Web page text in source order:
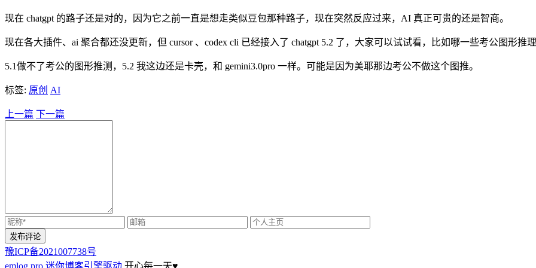
现在 chatgpt 的路子还是对的，因为它之前一直是想走类似豆包那种路子，现在突然反应过来，AI 真正可贵的还是智商。
现在各大插件、ai 聚合都还没更新，但 cursor 、codex cli 已经接入了 chatgpt 5.2 了，大家可以试试看，比如哪一些考公图形推
5.1做不了考公的图形推测，5.2 我这边还是卡壳，和 gemini3.0pro 一样。可能是因为美耶那边考公不做这个图推。
标签: 原创 AI
上一篇 下一篇
豫ICP备2021007738号